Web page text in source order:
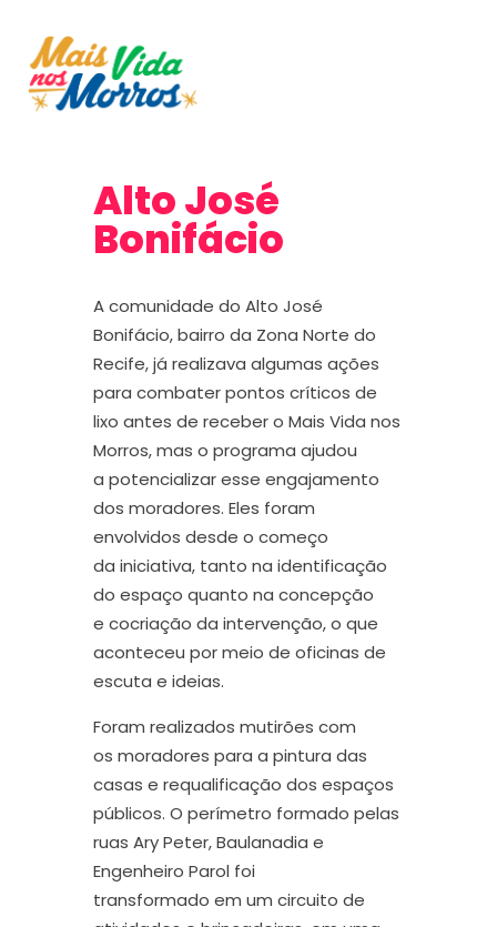
Alto José
Bonifácio
A comunidade do Alto José
Bonifácio, bairro da Zona Norte do
Recife,já realizava algumas ações
para combaterpontos críticos de
lixo antes de receber o Mais Vida nos
Morros, mas o programa ajudou
a potencializar esse engajamento
dos moradores. Eles foram
envolvidos desde o começo
da iniciativa, tanto na identificação
do espaço quanto na concepção
e cocriação da intervenção, o que
aconteceu por meio de oficinas de
escuta e ideias.
Foram realizados mutirões com
os moradores para a pintura das
casas e requalificação dos espaços
públicos. O perímetro formado pelas
ruas Ary Peter, Baulanadia e
Engenheiro Parol foi
transformado em um circuito de